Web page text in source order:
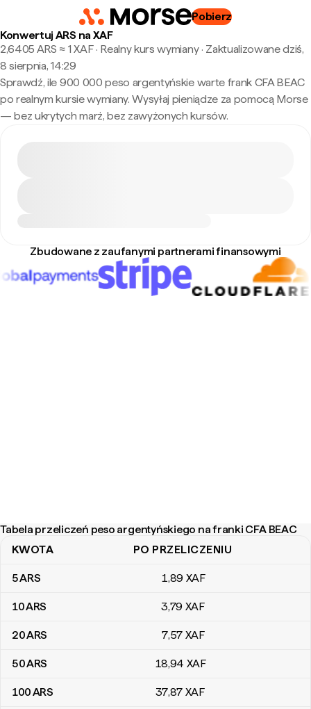
Pobierz
Konwertuj ARS na XAF
2,6405 ARS ≈ 1 XAF · Realny kurs wymiany· Zaktualizowane dziś,
8 sierpnia, 14:29
Sprawdź, ile 900 000 peso argentyńskie warte frank CFA BEAC
po realnym kursie wymiany. Wysyłaj pieniądze za pomocą Morse
— bez ukrytych marż, bez zawyżonych kursów.
Zbudowane z zaufanymi partnerami finansowymi
Tabela przeliczeń peso argentyńskiego na franki CFA BEAC
Tabela przeliczeń peso argentyńskiego na franki CFA BEAC
KWOTA PO PRZELICZENIU
5ARS 1,89 XAF
10ARS 3,79 XAF
20ARS 7,57 XAF
50ARS 18,94 XAF
100ARS 37,87 XAF